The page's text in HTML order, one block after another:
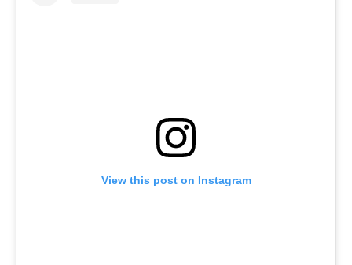
View this post on Instagram